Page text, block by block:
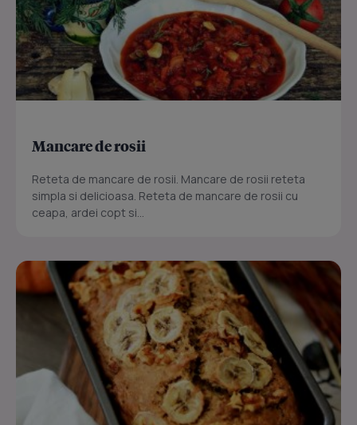
Mancare de rosii
Reteta de mancare de rosii. Mancare de rosii reteta
simpla si delicioasa. Reteta de mancare de rosii cu
ceapa, ardei copt si...